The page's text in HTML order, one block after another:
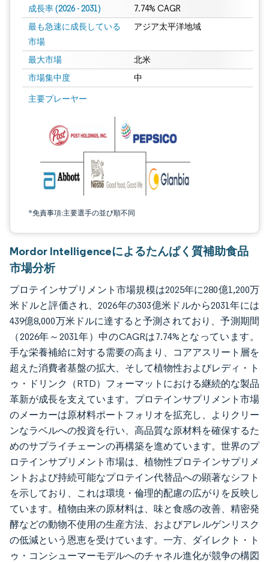
成長率 (2026 - 2031) 7.74% CAGR
最も急速に成長している
市場
アジア太平洋地域
最大市場 北米
市場集中度 中
主要プレーヤー
*免責事項:主要選手の並び順不同
画像 © Mordor Intelligence。再利用にはCC BY 4.0の表示が必要です。
Mordor Intelligenceによるたんぱく質補助食品
市場分析
プロテインサプリメント市場規模は2025年に280億1,200万
米ドルと評価され、2026年の303億米ドルから2031年には
439億8,000万米ドルに達すると予測されており、予測期間
（2026年～2031年）中のCAGRは7.74%となっています。
手な栄養補給に対する需要の高まり、コアアスリート層を
超えた消費者基盤の拡大、そして植物性およびレディ・ト
ゥ・ドリンク（RTD）フォーマットにおける継続的な製品
革新が成長を支えています。プロテインサプリメント市場
のメーカーは原材料ポートフォリオを拡充し、よりクリー
ンなラベルへの投資を行い、高品質な原材料を確保するた
めのサプライチェーンの再構築を進めています。世界のプ
ロテインサプリメント市場は、植物性プロテインサプリメ
ントおよび持続可能なプロテイン代替品への顕著なシフト
を示しており、これは環境・倫理的配慮の広がりを反映し
ています。植物由来の原材料は、味と食感の改善、精密発
酵などの動物不使用の生産方法、およびアレルゲンリスク
の低減という恩恵を受けています。一方、ダイレクト・ト
ゥ・コンシューマーモデルへのチャネル進化が競争の構図